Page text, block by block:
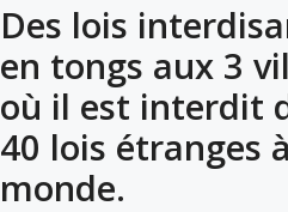
Des lois
en tongs aux 3
où il est interdit
40 lois étranges
monde.